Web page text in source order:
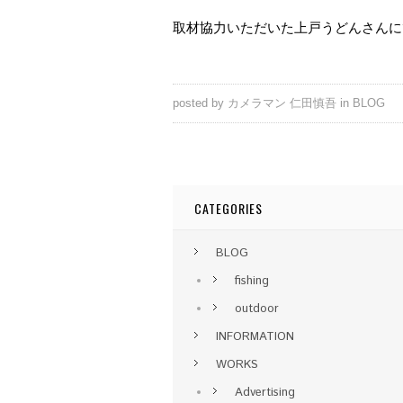
取材協力いただいた上戸うどんさん
posted by カメラマン 仁田慎吾 in BLOG
CATEGORIES
BLOG
fishing
outdoor
INFORMATION
WORKS
Advertising